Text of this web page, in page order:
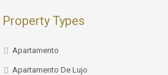
Property Types
Apartamento
Apartamento De Lujo